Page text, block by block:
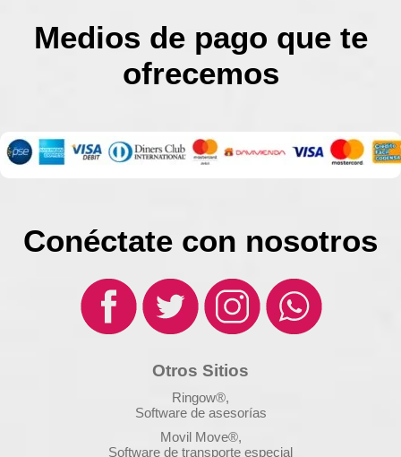
Medios de pago que te
ofrecemos
Conéctate con nosotros
Otros Sitios
Ringow®,
Software de asesorías
Movil Move®,
Software de transporte especial